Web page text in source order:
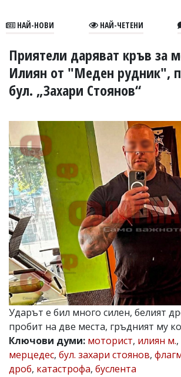
В
УКРАЙНА
СПОРТ
РАЗСЛЕДВАНЕ
БИЗНЕС
ЮГ
Управители:
Веселин
Василев,
email:
v.vasilev@flagman.bg
Катя
Касабова,
еmail:k.kassabova@flagman.bg
Главен
редактор:
Иван
Колев,
email:
office@flagman.bg
Коментарите
статиите
се
НАЙ-НОВИ НАЙ-ЧЕТЕНИ
Приятели даряват кръв за
Илиян от "Меден рудник",
бул. „Захари Стоянов“
Ударът е бил много силен, белият
пробит на две места, гръдният му
Ключови думи: моторист, илиян м.,
мерцедес, бул. захари стоянов,
дроб, катастрофа, буслента